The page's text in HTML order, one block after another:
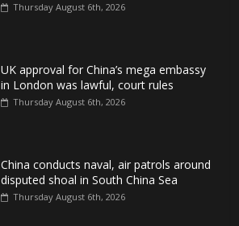
Thursday August 6th, 2026
UK approval for China’s mega embassy
in London was lawful, court rules
Thursday August 6th, 2026
China conducts naval, air patrols around
disputed shoal in South China Sea
Thursday August 6th, 2026